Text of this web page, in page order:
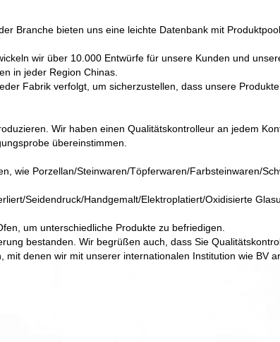
Branche bieten uns eine leichte Datenbank mit
wir über 10.000 Entwürfe für unsere Kunden und
in jeder Region Chinas.
Fabrik verfolgt, um sicherzustellen, dass unsere Produkte
Wir haben einen Qualitätskontrolleur an jedem
übereinstimmen.
wie Porzellan/Steinwaren/Töpferwaren/Farbsteinwaren/
Seidendruck/Handgemalt/Elektroplatiert/Oxidisierte
um unterschiedliche Produkte zu befriedigen.
bestanden. Wir begrüßen auch, dass Sie
denen wir mit unserer internationalen Institution wie BV